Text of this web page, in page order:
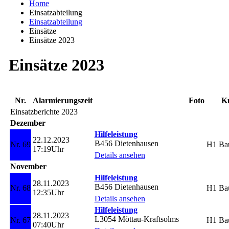
Home
Einsatzabteilung
Einsatzabteilung
Einsätze
Einsätze 2023
Einsätze 2023
Nr. Alarmierungszeit Foto
Einsatzberichte 2023
Dezember
Nr. 69
22.12.2023
17:19Uhr
Hilfeleistung
B456 Dietenhausen
Details ansehen
H1
November
Nr. 68
28.11.2023
12:35Uhr
Hilfeleistung
B456 Dietenhausen
Details ansehen
H1
Nr. 67
28.11.2023
07:40Uhr
Hilfeleistung
L3054 Möttau-Kraftsolms
H1